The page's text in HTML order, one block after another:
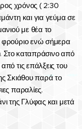
χρόνος ( 2:30
και για γεύμα σε
με θέα το
φρούριο ενώ σήμερα
Στο καταπράσινο από
τις επάλξεις του
Σκιάθου παρά το
παραλίες.
της Γλύφας και μετά